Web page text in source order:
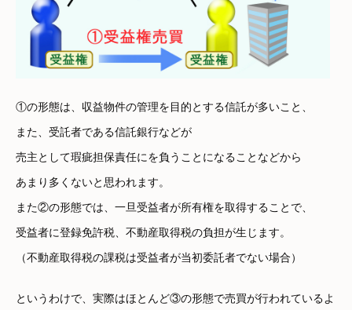
①の形態は、収益物件の管理を目的とする信託が多いこと、
また、受託者である信託銀行などが
売主として瑕疵担保責任にを負うことになることなどから
あまり多くないと思われます。
また②の形態では、一旦受益者が所有権を取得することで、
受益者に登録免許税、不動産取得税の負担が生じます。
（不動産取得税の課税は受益者が当初委託者でない場合）
というわけで、実際はほとんど③の形態で売買が行われているよ